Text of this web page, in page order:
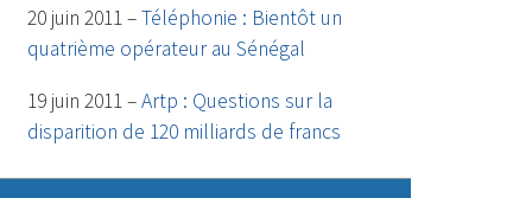
20 juin 2011 –Téléphonie : Bientôt un
quatrième opérateur au Sénégal
19 juin 2011 –Artp : Questions sur la
disparition de 120 milliards de francs